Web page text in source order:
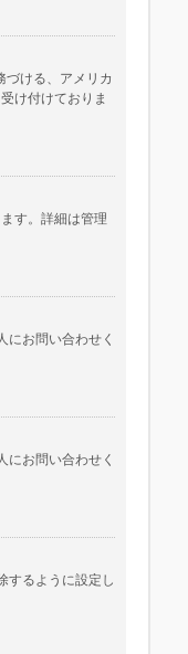
づける、アメリカ
け付けておりま
す。詳細は管理
にお問い合わせく
にお問い合わせく
するように設定し